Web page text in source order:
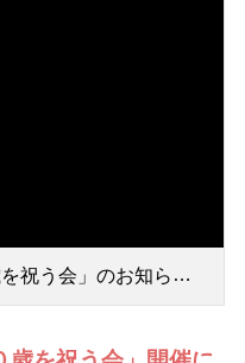
会」のお知らせ.pdf